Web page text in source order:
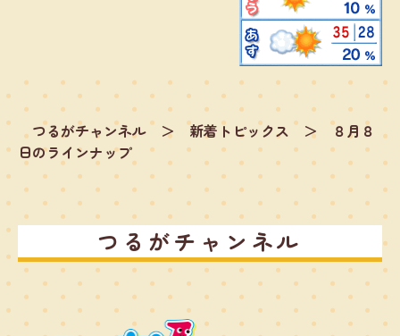
つるがチャンネル ＞ 新着トピックス ＞
８月８
日のラインナップ
つるがチャンネル